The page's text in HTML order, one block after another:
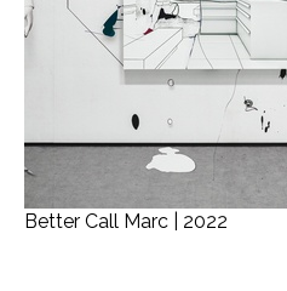
Better Call Marc | 2022